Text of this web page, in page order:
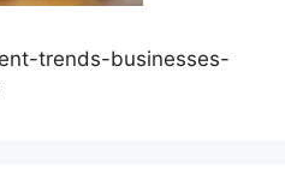
trends-businesses-